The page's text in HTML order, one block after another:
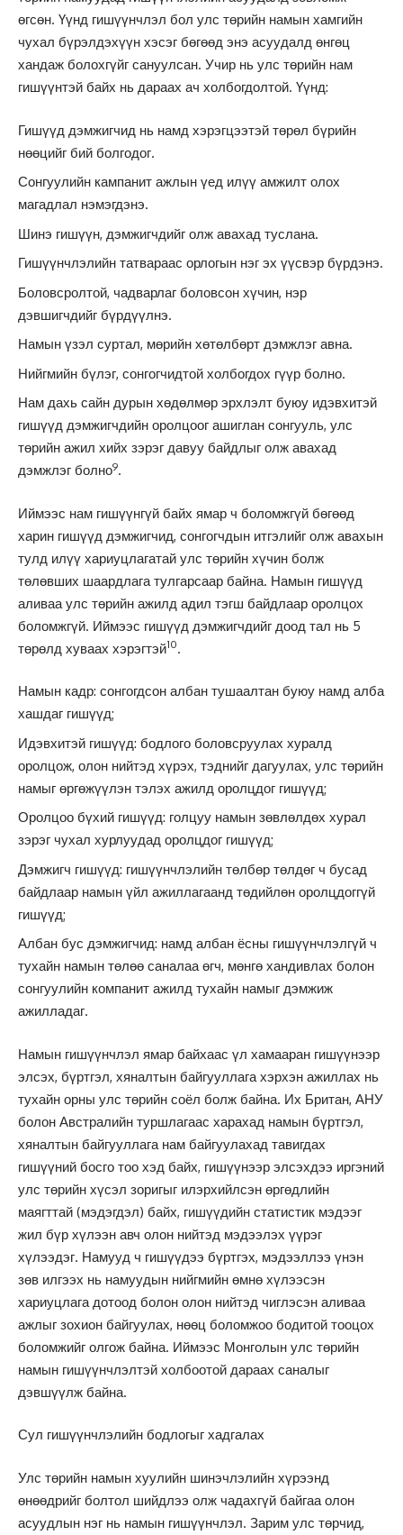
өгсөн. Үүнд гишүүнчлэл бол улс төрийн намын хамгийн
чухал бүрэлдэхүүн хэсэг бөгөөд энэ асуудалд өнгөц
хандаж болохгүйг сануулсан. Учир нь улс төрийн нам
гишүүнтэй байх нь дараах ач холбогдолтой. Үүнд:
Гишүүд дэмжигчид нь намд хэрэгцээтэй төрөл бүрийн
нөөцийг бий болгодог.
Сонгуулийн кампанит ажлын үед илүү амжилт олох
магадлал нэмэгдэнэ.
Шинэ гишүүн, дэмжигчдийг олж авахад туслана.
Гишүүнчлэлийн татвараас орлогын нэг эх үүсвэр бүрдэнэ.
Боловсролтой, чадварлаг боловсон хүчин, нэр
дэвшигчдийг бүрдүүлнэ.
Намын үзэл суртал, мөрийн хөтөлбөрт дэмжлэг авна.
Нийгмийн бүлэг, сонгогчидтой холбогдох гүүр болно.
Нам дахь сайн дурын хөдөлмөр эрхлэлт буюу идэвхитэй
гишүүд дэмжигчдийн оролцоог ашиглан сонгууль, улс
төрийн ажил хийх зэрэг давуу байдлыг олж авахад
дэмжлэг болно9.
Иймээс нам гишүүнгүй байх ямар ч боломжгүй бөгөөд
харин гишүүд дэмжигчид, сонгогчдын итгэлийг олж авахын
тулд илүү хариуцлагатай улс төрийн хүчин болж
төлөвших шаардлага тулгарсаар байна. Намын гишүүд
аливаа улс төрийн ажилд адил тэгш байдлаар оролцох
боломжгүй. Иймээс гишүүд дэмжигчдийг доод тал нь 5
төрөлд хуваах хэрэгтэй10.
Намын кадр: сонгогдсон албан тушаалтан буюу намд алба
хашдаг гишүүд;
Идэвхитэй гишүүд: бодлого боловсруулах хуралд
оролцож, олон нийтэд хүрэх, тэднийг дагуулах, улс төрийн
намыг өргөжүүлэн тэлэх ажилд оролцдог гишүүд;
Оролцоо бүхий гишүүд: голцуу намын зөвлөлдөх хурал
зэрэг чухал хурлуудад оролцдог гишүүд;
Дэмжигч гишүүд: гишүүнчлэлийн төлбөр төлдөг ч бусад
байдлаар намын үйл ажиллагаанд төдийлөн оролцдоггүй
гишүүд;
Албан бус дэмжигчид: намд албан ёсны гишүүнчлэлгүй ч
тухайн намын төлөө саналаа өгч, мөнгө хандивлах болон
сонгуулийн компанит ажилд тухайн намыг дэмжиж
ажилладаг.
Намын гишүүнчлэл ямар байхаас үл хамааран гишүүнээр
элсэх, бүртгэл, хяналтын байгууллага хэрхэн ажиллах нь
тухайн орны улс төрийн соёл болж байна. Их Британ, АНУ
болон Австралийн туршлагаас харахад намын бүртгэл,
хяналтын байгууллага нам байгуулахад тавигдах
гишүүний босго тоо хэд байх, гишүүнээр элсэхдээ иргэний
улс төрийн хүсэл зоригыг илэрхийлсэн өргөдлийн
маягттай (мэдэгдэл) байх, гишүүдийн статистик мэдээг
жил бүр хүлээн авч олон нийтэд мэдээлэх үүрэг
хүлээдэг. Намууд ч гишүүдээ бүртгэх, мэдээллээ үнэн
зөв илгээх нь намуудын нийгмийн өмнө хүлээсэн
хариуцлага дотоод болон олон нийтэд чиглэсэн аливаа
ажлыг зохион байгуулах, нөөц боломжоо бодитой тооцох
боломжийг олгож байна. Иймээс Монголын улс төрийн
намын гишүүнчлэлтэй холбоотой дараах саналыг
дэвшүүлж байна.
Сул гишүүнчлэлийн бодлогыг хадгалах
Улс төрийн намын хуулийн шинэчлэлийн хүрээнд
өнөөдрийг болтол шийдлээ олж чадахгүй байгаа олон
асуудлын нэг нь намын гишүүнчлэл. Зарим улс төрчид,